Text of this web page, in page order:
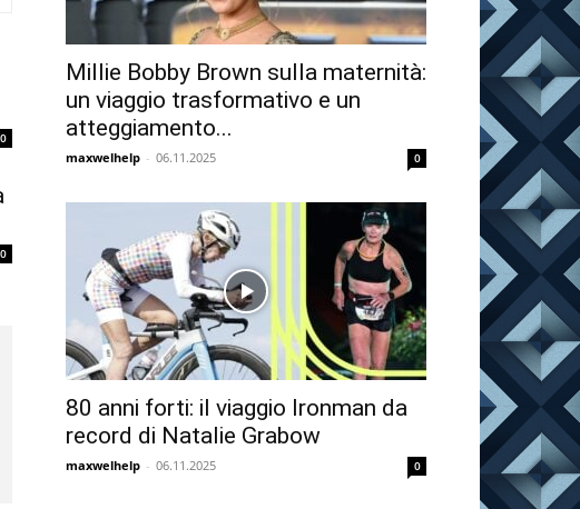
0
0
Millie Bobby Brown sulla maternità:
un viaggio trasformativo e un
atteggiamento...
maxwelhelp - 06.11.2025 0
80 anni forti: il viaggio Ironman da
record di Natalie Grabow
maxwelhelp - 06.11.2025 0